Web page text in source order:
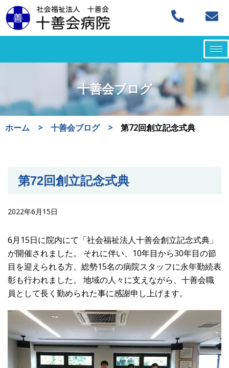
コ
ス
十善会ブログ
ホーム > 十善会ブログ> 第72回創立記念式典
第72回創立記念式典
2022年6月15日
6月15日に院内にて「社会福祉法人十善会創立記念式典」
が開催されました。
それに伴い、10年目から30年目の節
目を迎えられる方、総勢15名の病院スタッフに永年勤続表
彰も行われました。
地域の人々に支えながら、十善会職
員として長く勤められた事に感謝申し上げます。